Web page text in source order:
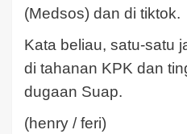
(Medsos) dan di tiktok.
Kata beliau, satu-satu
di tahanan KPK dan
dugaan Suap.
(henry / feri)